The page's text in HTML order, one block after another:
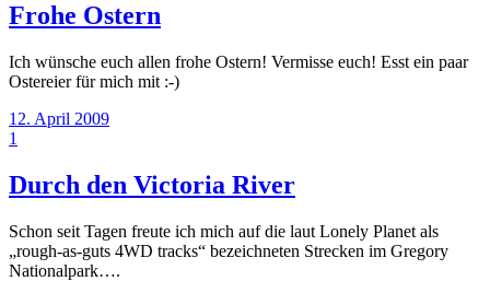
Frohe Ostern
Ich wünsche euch allen frohe Ostern! Vermisse euch! Esst ein paar
Ostereier für mich mit :-)
12. April 2009
1
Durch den Victoria River
Schon seit Tagen freute ich mich auf die laut Lonely Planet als
„rough-as-guts 4WD tracks“ bezeichneten Strecken im Gregory
Nationalpark….